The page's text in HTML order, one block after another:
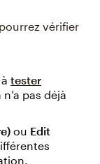
vérifier
tester
pas déjà
ou Edit